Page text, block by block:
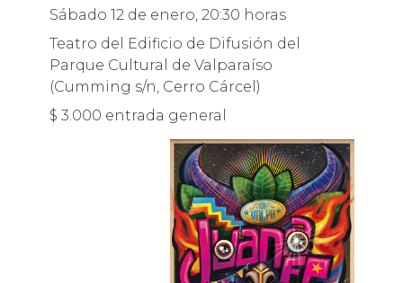
Sábado 12 de enero, 20:30 horas
Teatro del Edificio de Difusión del
Parque Cultural de Valparaíso
(Cumming s/n, Cerro Cárcel)
$ 3.000 entrada general